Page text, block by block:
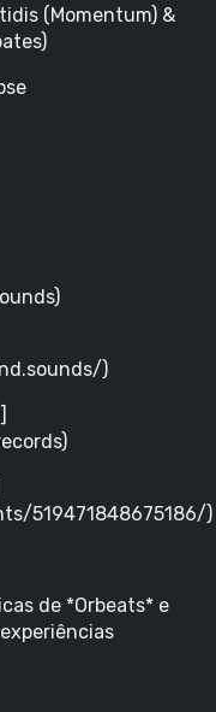
(Momentum) &
)
de *Orbeats* e